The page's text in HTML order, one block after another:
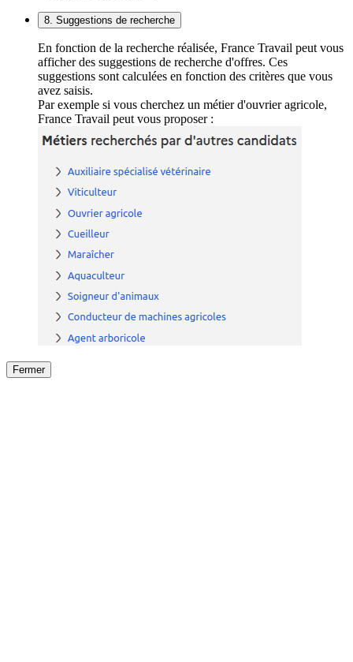
8. Suggestions de recherche
En fonction de la recherche réalisée, France Travail peut vous
afficher des suggestions de recherche d'offres. Ces
suggestions sont calculées en fonction des critères que vous
avez saisis.
Par exemple si vous cherchez un métier d'ouvrier agricole,
France Travail peut vous proposer :
Fermer